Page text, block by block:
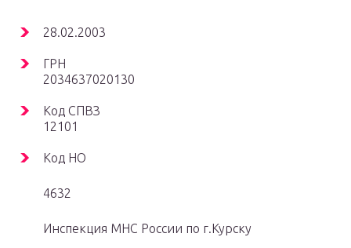
28.02.2003
ГРН
2034637020130
Код СПВЗ
12101
Код НО
4632
Инспекция МНС России по г.Курску